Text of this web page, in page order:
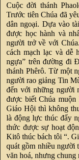
Cuộc đời thánh
Trước tiên Chúa đã
dân ngoại. Dựa vào
được học hành và
người trở về với
cách mạch lạc và dễ
ngựa” trên đường đi
thánh Phêrô. Từ một
người rao giảng Tin
đến với những người
được biết Chúa
Giáo Hội thì không
là động lực thúc đẩy
thức được sự hoạt
Kitô thúc bách tôi “.
quát gồm nhiều người
văn hoá, nhưng